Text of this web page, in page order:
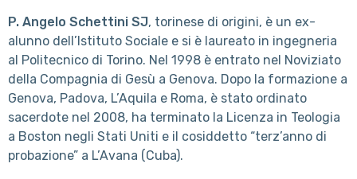
P. Angelo Schettini SJ, torinese di origini, è un ex-
alunno dell’Istituto Sociale e si è laureato in ingegneria
al Politecnico di Torino. Nel 1998 è entrato nel Noviziato
della Compagnia di Gesù a Genova. Dopo la formazione a
Genova, Padova, L’Aquila e Roma, è stato ordinato
sacerdote nel 2008, ha terminato la Licenza in Teologia
a Boston negli Stati Uniti e il cosiddetto “terz’anno di
probazione” a L’Avana (Cuba).